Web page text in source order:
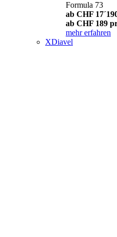
Formula 73
ab CHF
ab CHF 189
mehr erfahren
XDiavel